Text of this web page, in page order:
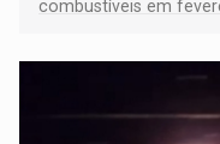
combustíveis em